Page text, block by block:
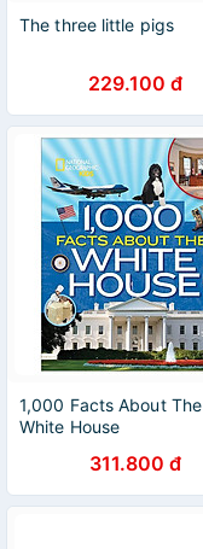
The three little pigs
229.100 đ
1,000 Facts About The
White House
311.800 đ